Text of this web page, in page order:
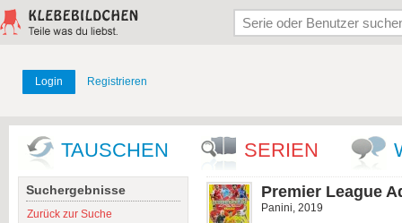
Login Registrieren
TAUSCHEN SERIEN
Suchergebnisse
Zurück zur Suche
Premier League
Panini, 2019